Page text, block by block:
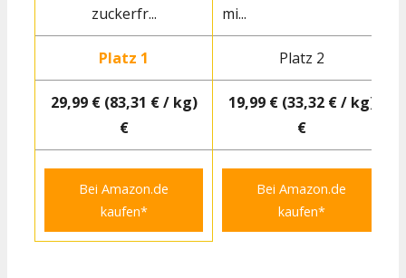
zuckerfr...
mi...
Platz 1 Platz 2
29,99 € (83,31 € / kg)
€
19,99 € (33,32 € / kg)
€
Bei Amazon.de
kaufen*
Bei Amazon.de
kaufen*